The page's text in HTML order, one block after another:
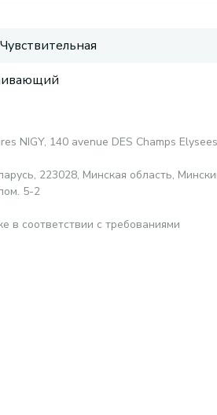
NIGY, 140 avenue DES Champs
223028, Минская область,
5-2
в соответствии с требованиями